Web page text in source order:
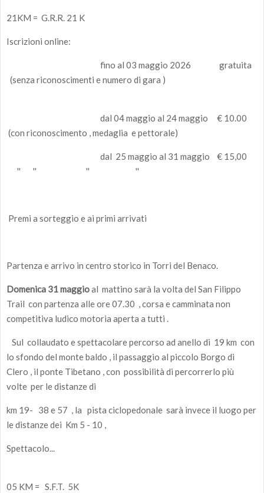
21KM = G.R.R. 21 K
Iscrizioni online:
fino al 03 maggio 2026 gratuita
(senza riconoscimenti e numero di gara )
dal 04 maggio al 24 maggio € 10.00
(con riconoscimento , medaglia e pettorale)
dal 25 maggio al 31 maggio € 15,00
'' '' '' ''
Premi a sorteggio e ai primi arrivati
Partenza e arrivo in centro storico in Torri del Benaco.
Domenica 31 maggioal mattino sarà la volta del San Filippo
Trail con partenza alle ore 07.30 , corsa e camminata non
competitiva ludico motoria aperta a tutti .
Sul collaudato e spettacolare percorso ad anello di 19 km con
lo sfondo del monte baldo , il passaggio al piccolo Borgo di
Clero , il ponte Tibetano , con possibilità di percorrerlo più
volte per le distanze di
km 19- 38 e 57 , la pista ciclopedonale sarà invece il luogo per
le distanze dei Km 5 - 10 ,
Spettacolo...
05 KM = S.F.T. 5K